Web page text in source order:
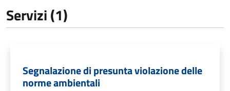
Servizi (1)
Segnalazione di presunta violazione delle
norme ambientali